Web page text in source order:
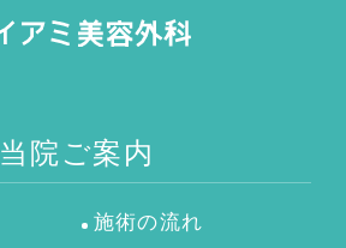
当院ご案内
施術の流れ